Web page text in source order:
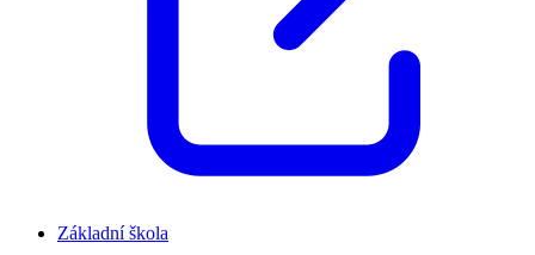
Základní škola